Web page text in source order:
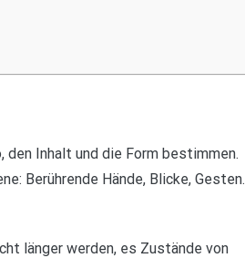
Inhalt und die Form bestimmen.
Berührende Hände, Blicke, Gesten.
länger werden, es Zustände von